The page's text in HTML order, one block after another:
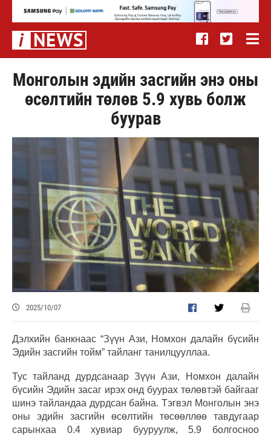
Монголын эдийн засгийн энэ оны
өсөлтийн төлөв 5.9 хувь болж
буурав
2025/10/07
Дэлхийн банкнаас “Зүүн Ази, Номхон далайн бүсийн
Эдийн засгийн тойм” тайланг танилцууллаа.
Тус тайланд дурдсанаар Зүүн Ази, Номхон далайн
бүсийн Эдийн засаг ирэх онд буурах төлөвтэй байгааг
шинэ тайландаа дурдсан байна. Тэгвэл Монголын энэ
оны эдийн засгийн өсөлтийн төсөөллөө тавдугаар
сарынхаа 0.4 хувиар бууруулж, 5.9 болгосноо